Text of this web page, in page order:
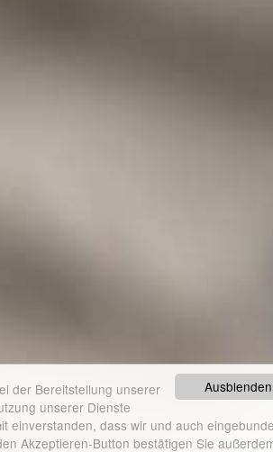
Ausblenden
der Bereitstellung unserer
unserer Dienste
einverstanden, dass wir und auch
Akzeptieren-Button bestätigen Sie